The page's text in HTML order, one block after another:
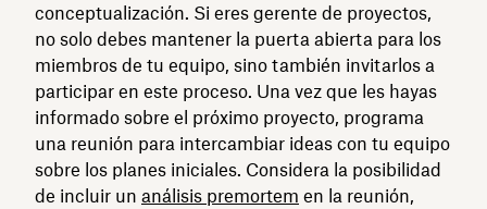
conceptualización. Si eres gerente de proyectos,
no solo debes mantener la puerta abierta para los
miembros de tu equipo, sino también invitarlos a
participar en este proceso. Una vez que les hayas
informado sobre el próximo proyecto, programa
una reunión para intercambiar ideas con tu equipo
sobre los planes iniciales. Considera la posibilidad
de incluir un análisis premortem en la reunión,